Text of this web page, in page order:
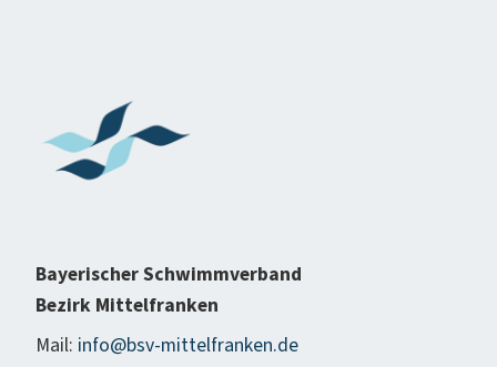
Bayerischer Schwimmverband
Bezirk Mittelfranken
Mail: info@bsv-mittelfranken.de